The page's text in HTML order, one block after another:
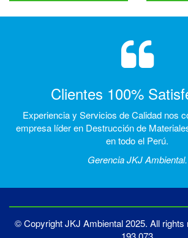
Clientes 100%
Experiencia y Servicios de Calidad nos
empresa líder en Destrucción de
en todo el Perú.
Gerencia JKJ Ambiental.
© Copyright JKJ Ambiental 2025. All rights